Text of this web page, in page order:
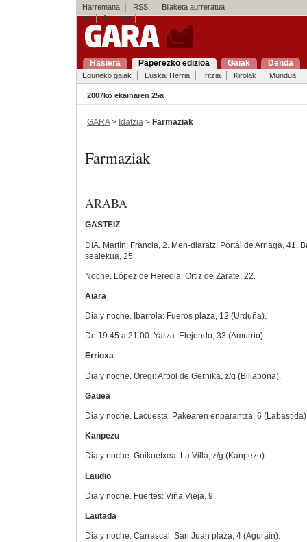
Harremana RSS
Bilaketa aurreratua
es
fr en
Hasiera Paperezko edizioa Gaiak Denda
Eguneko gaiak Euskal Herria Iritzia Kirolak Mundua
2007ko ekainaren 25a
GARA> Idatzia > Farmaziak
Farmaziak
ARABA
GASTEIZ
DIA. Martín: Francia, 2. Men-diaratz: Portal de Arriaga, 41.
sealekua, 25.
Noche. López de Heredia: Ortiz de Zarate, 22.
Aiara
Dia y noche. Ibarrola: Fueros plaza, 12 (Urduña).
De 19.45 a 21.00. Yarza: Elejondo, 33 (Amurrio).
Errioxa
Dia y noche. Oregi: Arbol de Gernika, z/g (Billabona).
Gauea
Dia y noche. Lacuesta: Pakearen enparantza, 6
Kanpezu
Dia y noche. Goikoetxea: La Villa, z/g (Kanpezu).
Laudio
Dia y noche. Fuertes: Viña Vieja, 9.
Lautada
Dia y noche. Carrascal: San Juan plaza, 4 (Agurain).